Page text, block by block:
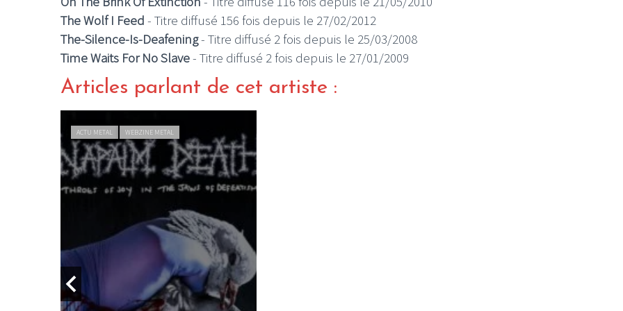
The Wolf I Feed - Titre diffusé 156 fois depuis le 27/02/2012
The-Silence-Is-Deafening- Titre diffusé 2 fois depuis le 25/03/2008
Time Waits For No Slave- Titre diffusé 2 fois depuis le 27/01/2009
Articles parlant de cet artiste :
ACTU METAL WEBZINE METAL